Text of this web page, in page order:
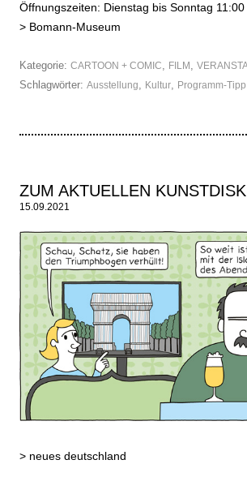
Öffnungszeiten: Dienstag bis Sonntag
> Bomann-Museum
Kategorie: CARTOON + COMIC, FILM ,
Schlagwörter: Ausstellung, Kultur, Programm-Tipp
ZUM AKTUELLEN
15.09.2021
> neues deutschland